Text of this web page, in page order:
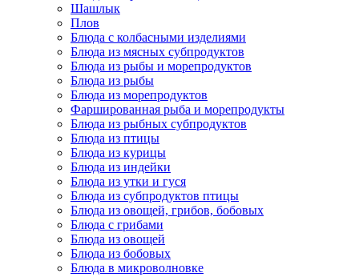
Шашлык
Плов
Блюда с колбасными изделиями
Блюда из мясных субпродуктов
Блюда из рыбы и морепродуктов
Блюда из рыбы
Блюда из морепродуктов
Фаршированная рыба и морепродукты
Блюда из рыбных субпродуктов
Блюда из птицы
Блюда из курицы
Блюда из индейки
Блюда из утки и гуся
Блюда из субпродуктов птицы
Блюда из овощей, грибов, бобовых
Блюда с грибами
Блюда из овощей
Блюда из бобовых
Блюда в микроволновке